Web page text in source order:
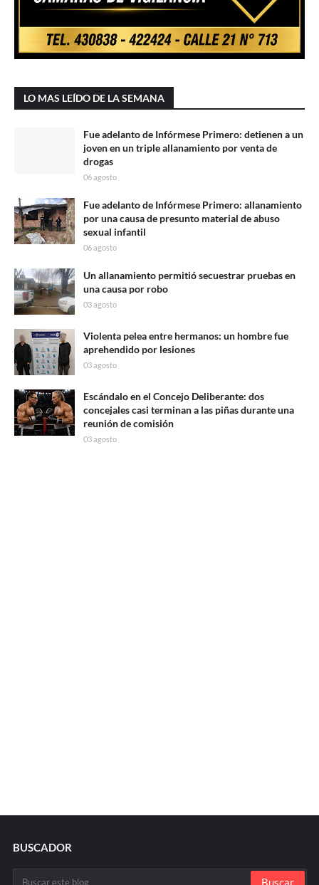
LO MAS LEÍDO DE LA SEMANA
Fue adelanto de Infórmese Primero: detienen a un
joven en un triple allanamiento por venta de
drogas
06 agosto
Fue adelanto de Infórmese Primero: allanamiento
por una causa de presunto material de abuso
sexual infantil
06 agosto
Un allanamiento permitió secuestrar pruebas en
una causa por robo
03 agosto
Violenta pelea entre hermanos: un hombre fue
aprehendido por lesiones
03 agosto
Escándalo en el Concejo Deliberante: dos
concejales casi terminan a las piñas durante una
reunión de comisión
03 agosto
BUSCADOR